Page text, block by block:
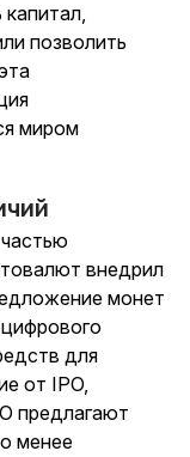
позволить
миром
внедрил
монет
для
от IPO,
предлагают
менее